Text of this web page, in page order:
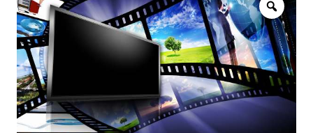
Zoom